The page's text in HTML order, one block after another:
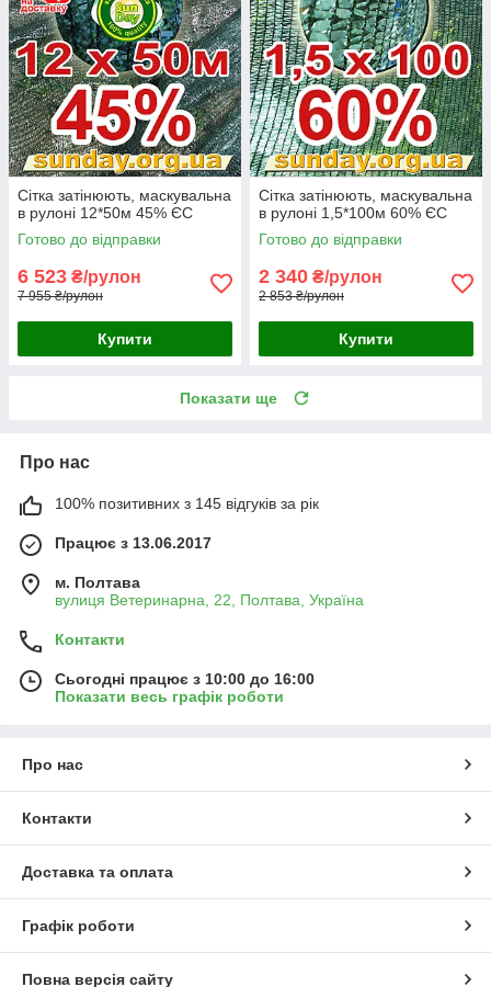
Сітка затінюють, маскувальна
в рулоні 12*50м 45% ЄС
Готово до відправки
6 523 ₴/рулон
7 955 ₴/рулон
Купити
Сітка затінюють, маскувальна
в рулоні 1,5*100м 60% ЄС
Готово до відправки
2 340 ₴/рулон
2 853 ₴/рулон
Купити
Показати ще
Про нас
100% позитивних з 145 відгуків за рік
Працює з 13.06.2017
м. Полтава
вулиця Ветеринарна, 22, Полтава, Україна
Контакти
Сьогодні працює з 10:00 до 16:00
Показати весь графік роботи
Про нас
Контакти
Доставка та оплата
Графік роботи
Повна версія сайту